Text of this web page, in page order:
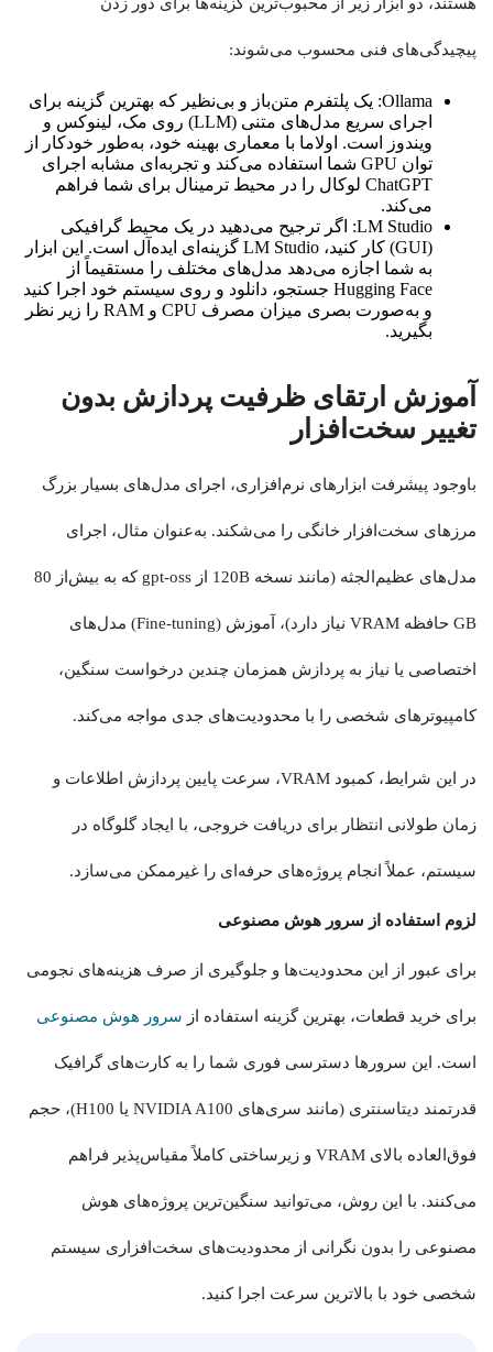
پیچیدگی‌های فنی محسوب می‌شوند:
Ollama: یک پلتفرم متن‌باز و بی‌نظیر که بهترین گزینه برای
اجرای سریع مدل‌های متنی (LLM) روی مک، لینوکس و
ویندوز است. اولاما با معماری بهینه خود، به‌طور خودکار از
توان GPU شما استفاده می‌کند و تجربه‌ای مشابه اجرای
ChatGPT لوکال را در محیط ترمینال برای شما فراهم
می‌کند.
LM Studio: اگر ترجیح می‌دهید در یک محیط گرافیکی
(GUI) کار کنید، LM Studio گزینه‌ای ایده‌آل است. این ابزار
به شما اجازه می‌دهد مدل‌های مختلف را مستقیماً از
Hugging Face جستجو، دانلود و روی سیستم خود اجرا کنید
و به‌صورت بصری میزان مصرف CPU و RAM را زیر نظر
بگیرید.
آموزش ارتقای ظرفیت پردازش بدون
تغییر سخت‌افزار
باوجود پیشرفت ابزارهای نرم‌افزاری، اجرای مدل‌های بسیار بزرگ
مرزهای سخت‌افزار خانگی را می‌شکند. به‌عنوان مثال، اجرای
مدل‌های عظیم‌الجثه (مانند نسخه 120B از gpt-oss که به بیش‌از 80
GB حافظه VRAM نیاز دارد)، آموزش (Fine-tuning) مدل‌های
اختصاصی یا نیاز به پردازش همزمان چندین درخواست سنگین،
کامپیوترهای شخصی را با محدودیت‌های جدی مواجه می‌کند.
در این شرایط، کمبود VRAM، سرعت پایین پردازش اطلاعات و
زمان طولانی انتظار برای دریافت خروجی، با ایجاد گلوگاه در
سیستم، عملاً انجام پروژه‌های حرفه‌ای را غیرممکن می‌سازد.
لزوم استفاده از سرور هوش مصنوعی
برای عبور از این محدودیت‌ها و جلوگیری از صرف هزینه‌های نجومی
برای خرید قطعات، بهترین گزینه استفاده از سرور هوش مصنوعی
است. این سرورها دسترسی فوری شما را به کارت‌های گرافیک
قدرتمند دیتاسنتری (مانند سری‌های NVIDIA A100 یا H100)، حجم
فوق‌العاده بالای VRAM و زیرساختی کاملاً مقیاس‌پذیر فراهم
می‌کنند. با این روش، می‌توانید سنگین‌ترین پروژه‌های هوش
مصنوعی را بدون نگرانی از محدودیت‌های سخت‌افزاری سیستم
شخصی خود با بالاترین سرعت اجرا کنید.